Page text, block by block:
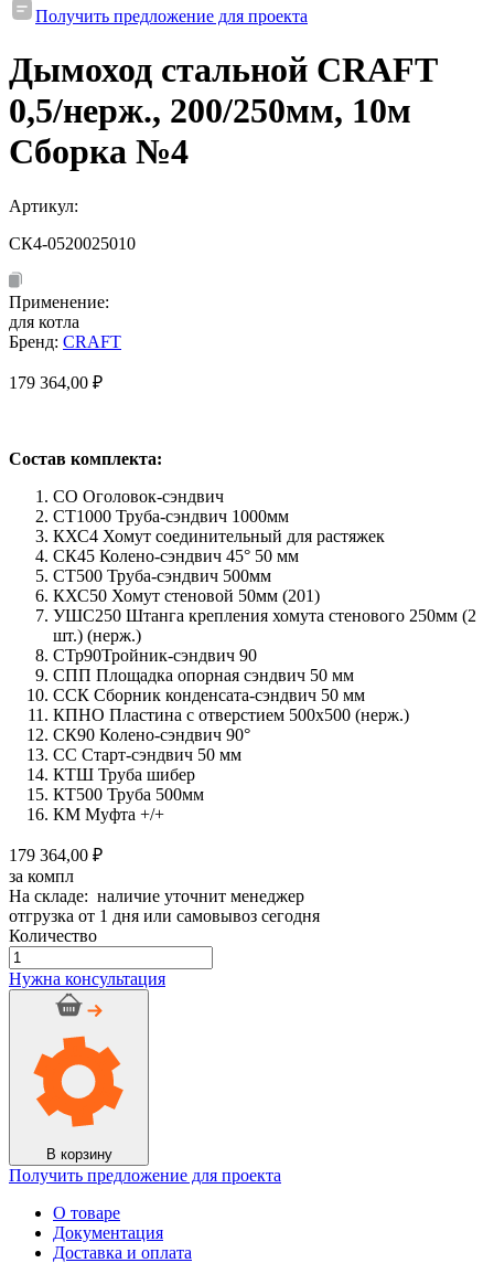
Получить предложение для проекта
Дымоход стальной CRAFT
0,5/нерж., 200/250мм, 10м
Сборка №4
Артикул:
СК4-0520025010
Применение:
для котла
Бренд: CRAFT
179 364,00 ₽
Состав комплекта:
СО Оголовок-сэндвич
СТ1000 Труба-сэндвич 1000мм
КХС4 Хомут соединительный для растяжек
СК45 Колено-сэндвич 45° 50 мм
СТ500 Труба-сэндвич 500мм
КХС50 Хомут стеновой 50мм (201)
УШС250 Штанга крепления хомута стенового 250мм (2
шт.) (нерж.)
СТр90Тройник-сэндвич 90
СПП Площадка опорная сэндвич 50 мм
ССК Сборник конденсата-сэндвич 50 мм
КПНО Пластина с отверстием 500х500 (нерж.)
СК90 Колено-сэндвич 90°
СС Старт-сэндвич 50 мм
КТШ Труба шибер
КТ500 Труба 500мм
КМ Муфта +/+
179 364,00 ₽
за компл
На складе: наличие уточнит менеджер
отгрузка от 1 дня или самовывоз сегодня
Количество
Количество
товара
Дымоход
стальной
CRAFT
нерж.,
200/250мм,
Нужна консультация
В корзину
Получить предложение для проекта
О товаре
Документация
Доставка и оплата